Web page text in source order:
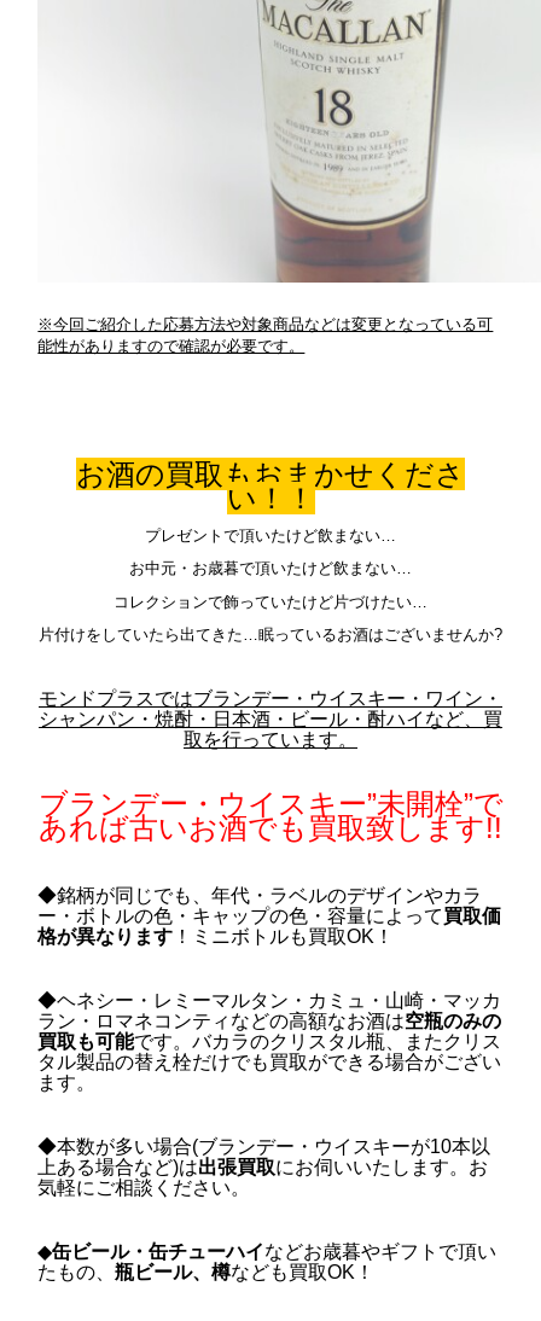
※今回ご紹介した応募方法や対象商品などは変更となっている可
能性がありますので確認が必要です。
お酒の買取もおまかせくださ
い！！
プレゼントで頂いたけど飲まない…
お中元・お歳暮で頂いたけど飲まない…
コレクションで飾っていたけど片づけたい…
片付けをしていたら出てきた…眠っているお酒はございませんか?
モンドプラスではブランデー・ウイスキー・ワイン・
シャンパン・焼酎・日本酒・ビール・酎ハイなど、買
取を行っています。
ブランデー・ウイスキー”未開栓”で
あれば古いお酒でも買取致します!!
◆銘柄が同じでも、年代・ラベルのデザインやカラ
ー・ボトルの色・キャップの色・容量によって買取価
格が異なります ！ミニボトルも買取OK！
◆ヘネシー・レミーマルタン・カミュ・山崎・マッカ
ラン・ロマネコンティなどの高額なお酒は空瓶のみの
買取も可能です。バカラのクリスタル瓶、またクリス
タル製品の替え栓だけでも買取ができる場合がござい
ます。
◆本数が多い場合(ブランデー・ウイスキーが10本以
上ある場合など)は出張買取にお伺いいたします。お
気軽にご相談ください。
◆缶ビール・缶チューハイなどお歳暮やギフトで頂い
たもの、瓶ビール、樽なども買取OK！